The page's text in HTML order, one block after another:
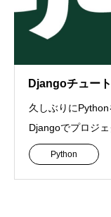
Djangoチュー
久しぶりに
Djangoでプロジ
Python